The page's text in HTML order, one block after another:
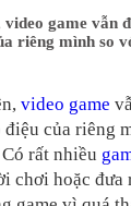
game vẫn
riêng mình so
video game
của riêng
rất nhiều
chơi hoặc đưa